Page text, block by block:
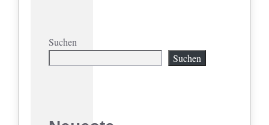
Suchen
Suchen